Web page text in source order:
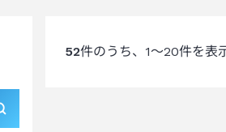
52件のうち、 1～20件を表